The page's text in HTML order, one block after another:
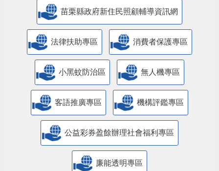
苗栗縣政府新住民照顧輔導資訊網
法律扶助專區 消費者保護專區
小黑蚊防治區 無人機專區
客語推廣專區 機構評鑑專區
公益彩券盈餘辦理社會福利專區
廉能透明專區